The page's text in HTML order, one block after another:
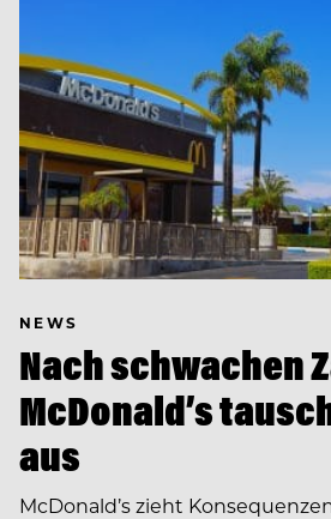
NEWS
Nach schwachen
McDonald’s
aus
McDonald’s zieht